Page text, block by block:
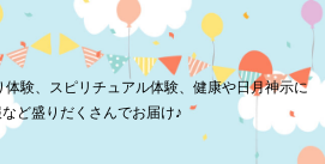
験、スピリチュアル体験、健康や日月神示に
ど盛りだくさんでお届け♪